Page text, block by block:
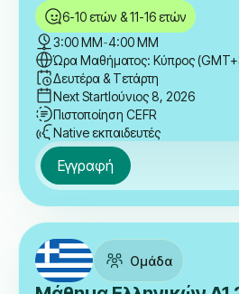
6-10 ετών & 11-16 ετών
3:00 ΜΜ-4:00 ΜΜ
Ώρα Μαθήματος: Κύπρος
Δευτέρα & Τετάρτη
Next StartΙούνιος 8, 2026
Πιστοποίηση CEFR
Native εκπαιδευτές
Εγγραφή
Ομάδα